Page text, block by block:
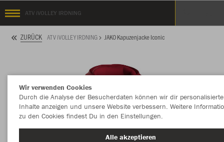
ATV iVOLLEY IRDNING
ZURÜCK ATV iVOLLEY IRDNING JAKO Kapuzenjacke Iconic
Wir verwenden Cookies
Durch die Analyse der Besucherdaten können wir dir personalisierte
Inhalte anzeigen und unsere Website verbessern. Weitere
zu den Cookies findest Du in den Einstellungen.
Alle akzeptieren